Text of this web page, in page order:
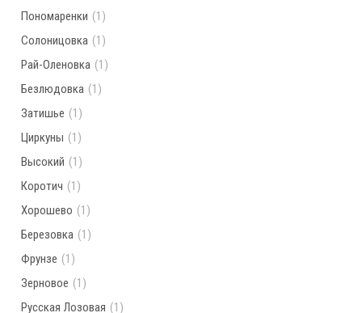
Пономаренки (1)
Солоницовка (1)
Рай-Оленовка (1)
Безлюдовка (1)
Затишье (1)
Циркуны (1)
Высокий (1)
Коротич (1)
Хорошево (1)
Березовка (1)
Фрунзе (1)
Зерновое (1)
Русская Лозовая (1)